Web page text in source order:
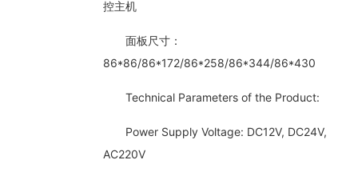
控主机
面板尺寸：
86*86/86*172/86*258/86*344/86*430
Technical Parameters of the Product:
Power Supply Voltage: DC12V, DC24V,
AC220V